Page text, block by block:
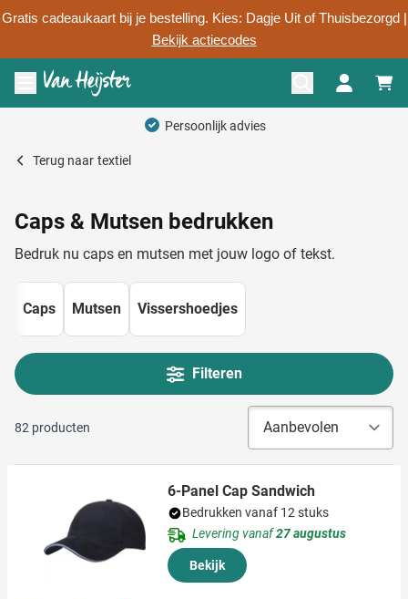
Gratis cadeaukaart bij je bestelling. Kies: Dagje Uit of Thuisbezorgd |
Bekijk actiecodes
Ga naar de inhoud
Menu openen
Persoonlijk advies
Terug naar textiel
Caps & Mutsen bedrukken
Bedruk nu caps en mutsen met jouw logo of tekst.
Caps Mutsen Vissershoedjes
Filteren
82 producten
6-Panel Cap Sandwich
Bedrukken vanaf 12 stuks
Levering vanaf27 augustus
Bekijk